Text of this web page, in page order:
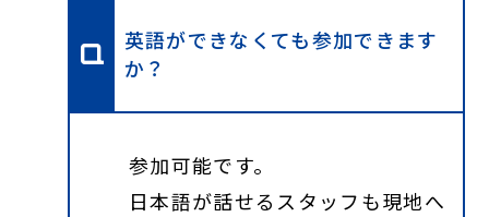
英語ができなくても参加できます
か？
参加可能です。
日本語が話せるスタッフも現地へ